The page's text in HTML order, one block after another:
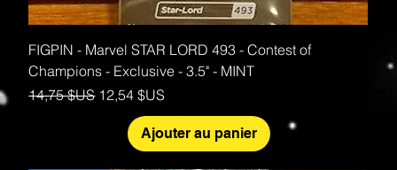
FIGPIN - Marvel STAR LORD 493 - Contest of
Champions - Exclusive - 3.5" - MINT
Prix original
14,75 $US Prix promotionnel
12,54 $US
Ajouter au panier